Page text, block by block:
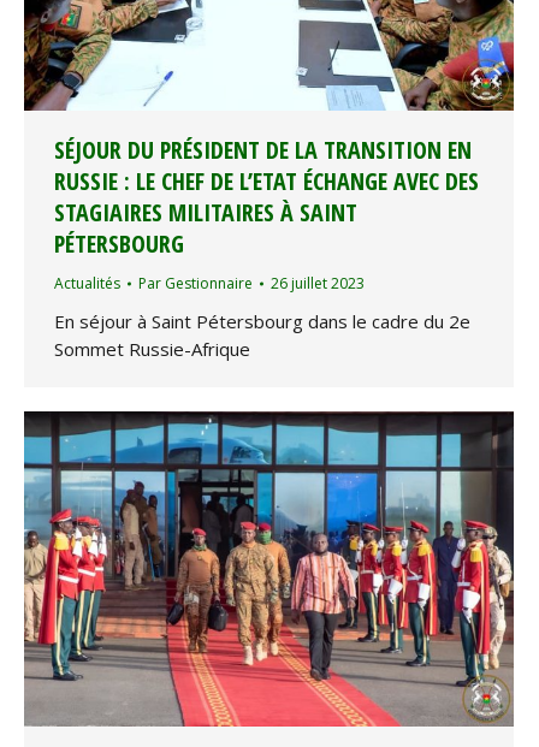
SÉJOUR DU PRÉSIDENT DE LA TRANSITION EN
RUSSIE : LE CHEF DE L’ETAT ÉCHANGE AVEC DES
STAGIAIRES MILITAIRES À SAINT
PÉTERSBOURG
Actualités Par Gestionnaire 26 juillet 2023
En séjour à Saint Pétersbourg dans le cadre du 2e
Sommet Russie-Afrique